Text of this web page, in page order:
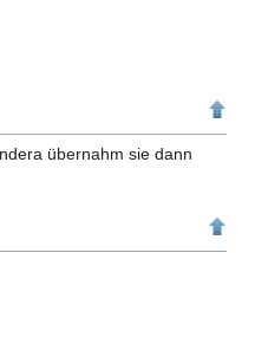
übernahm sie dann